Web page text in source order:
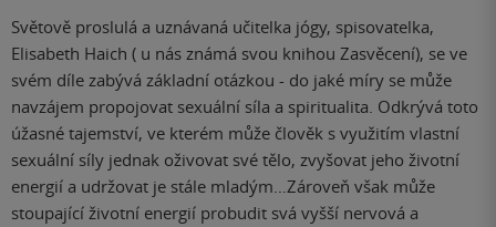
Světově proslulá a uznávaná učitelka jógy, spisovatelka,
Elisabeth Haich ( u nás známá svou knihou Zasvěcení), se ve
svém díle zabývá základní otázkou - do jaké míry se může
navzájem propojovat sexuální síla a spiritualita. Odkrývá toto
úžasné tajemství, ve kterém může člověk s využitím vlastní
sexuální síly jednak oživovat své tělo, zvyšovat jeho životní
energií a udržovat je stále mladým…Zároveň však může
stoupající životní energií probudit svá vyšší nervová a